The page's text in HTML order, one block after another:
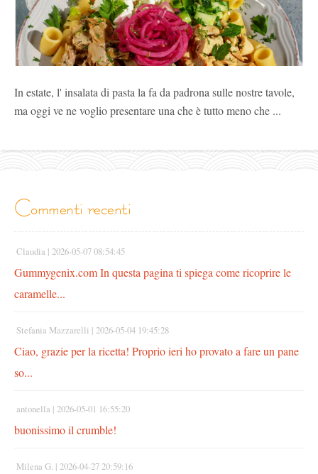
In estate, l' insalata di pasta la fa da padrona sulle nostre tavole,
ma oggi ve ne voglio presentare una che è tutto meno che ...
commenti recenti
Claudia | 2026-05-07 08:54:45
Gummygenix.com In questa pagina ti spiega come ricoprire le
caramelle...
Stefania Mazzarelli | 2026-05-04 19:45:28
Ciao, grazie per la ricetta! Proprio ieri ho provato a fare un pane
so...
antonella | 2026-05-01 16:55:20
buonissimo il crumble!
Milena G. | 2026-04-27 20:59:16